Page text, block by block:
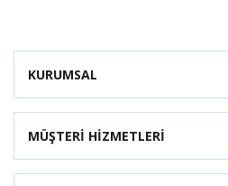
KURUMSAL
MÜŞTERİ HİZMETLERİ